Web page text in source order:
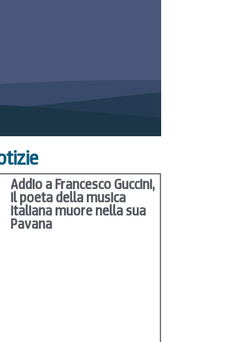
Addio a Francesco Guccini,
il poeta della musica
italiana muore nella sua
Pavana